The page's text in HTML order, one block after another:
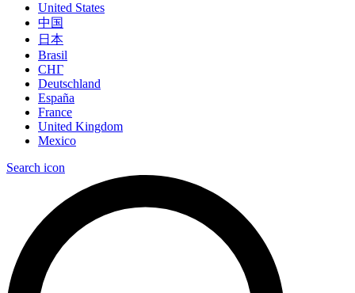
United States
中国
日本
Brasil
СНГ
Deutschland
España
France
United Kingdom
Mexico
Search icon